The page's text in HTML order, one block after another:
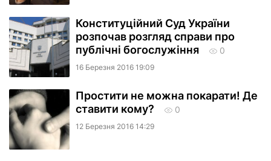
Конституційний Суд України
розпочав розгляд справи про
публічні богослужіння
0
16 Березня 2016 19:09
Простити не можна покарати! Де
ставити кому?
0
12 Березня 2016 14:29